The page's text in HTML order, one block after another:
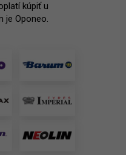
kúpiť u
je Oponeo.